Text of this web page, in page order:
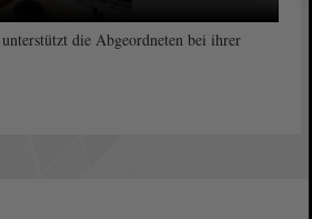
die Abgeordneten bei ihrer